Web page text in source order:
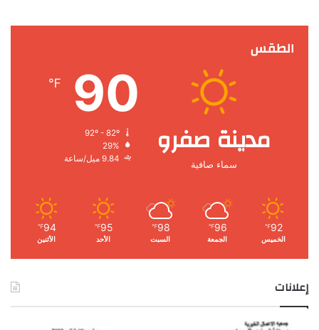
الطقس
مدينة صفرو
سماء صافية
90
℉
29%
9.84 ميل/ساعة
92
℉
الخميس
96
℉
الجمعة
98
℉
السبت
95
℉
الأحد
94
℉
الأثنين
إعلانات